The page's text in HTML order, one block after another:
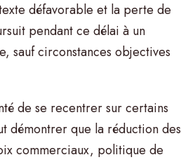
défavorable et la perte de
pendant ce délai à un
sauf circonstances objectives
de se recentrer sur certains
démontrer que la réduction des
commerciaux, politique de